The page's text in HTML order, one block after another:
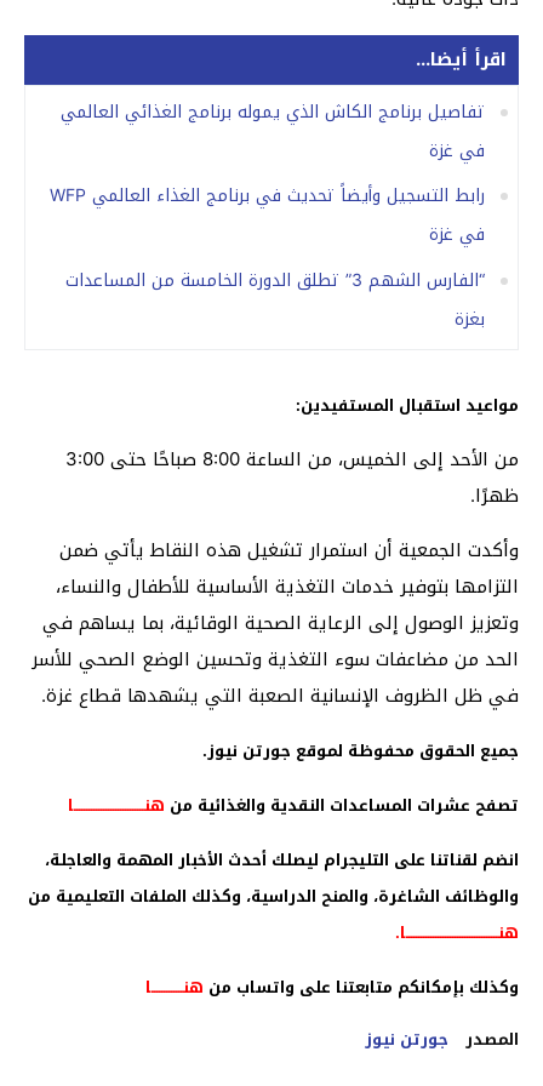
اقرأ أيضا...
تفاصيل برنامج الكاش الذي يموله برنامج الغذائي العالمي
في غزة
رابط التسجيل وأيضاً تحديث في برنامج الغذاء العالمي WFP
في غزة
“الفارس الشهم 3” تطلق الدورة الخامسة من المساعدات
بغزة
مواعيد استقبال المستفيدين:
من الأحد إلى الخميس، من الساعة 8:00 صباحًا حتى 3:00
ظهرًا.
وأكدت الجمعية أن استمرار تشغيل هذه النقاط يأتي ضمن
التزامها بتوفير خدمات التغذية الأساسية للأطفال والنساء،
وتعزيز الوصول إلى الرعاية الصحية الوقائية، بما يساهم في
الحد من مضاعفات سوء التغذية وتحسين الوضع الصحي للأسر
في ظل الظروف الإنسانية الصعبة التي يشهدها قطاع غزة.
جميع الحقوق محفوظة لموقع جورتن نيوز.
تصفح عشرات المساعدات النقدية والغذائية من هنـــــــــــــــــــــــــــــا
انضم لقناتنا على التليجرام ليصلك أحدث الأخبار المهمة والعاجلة،
والوظائف الشاغرة، والمنح الدراسية، وكذلك الملفات التعليمية من
هنــــــــــــــــــــــــــــــــــــــا.
وكذلك بإمكانكم متابعتنا على واتساب من هنـــــــــــــا
المصدر جورتن نيوز